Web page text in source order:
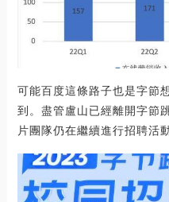
可能百度這條路子也是字節
到。盡管盧山已經離開字節
片團隊仍在繼續進行招聘活動